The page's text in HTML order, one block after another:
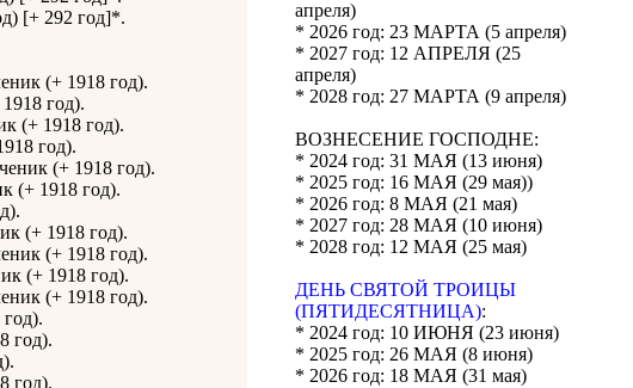
[+ 292 год]*.
(+ 1918 год).
год).
(+ 1918 год).
год).
(+ 1918 год).
(+ 1918 год).
(+ 1918 год).
(+ 1918 год).
(+ 1918 год).
(+ 1918 год).
год).
год).
апреля)
* 2026 год: 23 МАРТА (5 апреля)
* 2027 год: 12 АПРЕЛЯ (25
апреля)
* 2028 год: 27 МАРТА (9 апреля)
ВОЗНЕСЕНИЕ ГОСПОДНЕ:
* 2024 год: 31 МАЯ (13 июня)
* 2025 год: 16 МАЯ (29 мая))
* 2026 год: 8 МАЯ (21 мая)
* 2027 год: 28 МАЯ (10 июня)
* 2028 год: 12 МАЯ (25 мая)
ДЕНЬ СВЯТОЙ ТРОИЦЫ
(ПЯТИДЕСЯТНИЦА):
* 2024 год: 10 ИЮНЯ (23 июня)
* 2025 год: 26 МАЯ (8 июня)
* 2026 год: 18 МАЯ (31 мая)